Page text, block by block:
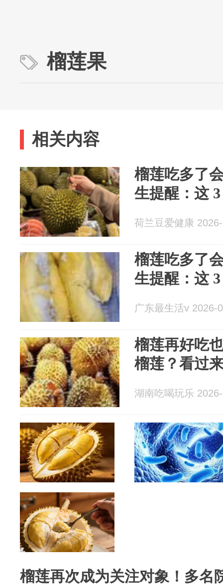
榴莲果
相关内容
榴莲吃多了
生提醒：这
荷兰豆爱健康
榴莲吃多了
生提醒：这
广东最生活v 2026-
榴莲再好吃
榴莲？看过
湖南吃喝玩乐
榴莲再次成为关注对象！多名